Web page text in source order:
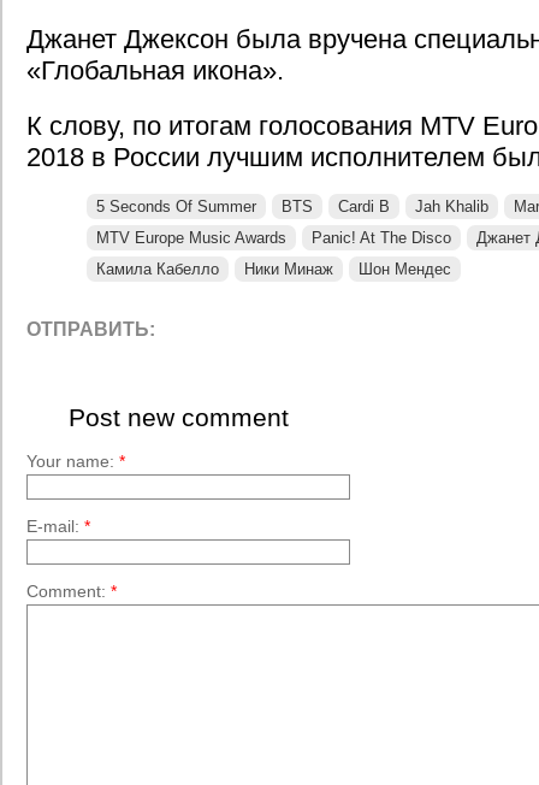
Джанет Джексон была вручена
«Глобальная икона».
К слову, по итогам голосования MTV
2018 в России лучшим исполнителем
5 Seconds Of Summer BTS Cardi B Jah Khalib
MTV Europe Music Awards
Panic! At The Disco
Джанет
Камила Кабелло
Ники Минаж Шон Мендес
ОТПРАВИТЬ:
Post new comment
Your name: *
E-mail: *
Comment: *